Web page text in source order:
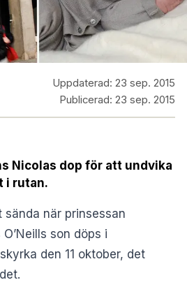
Uppdaterad: 23 sep. 2015
Publicerad: 23 sep. 2015
Nicolas dop för att undvika
i rutan.
när prinsessan
son döps i
den 11 oktober, det